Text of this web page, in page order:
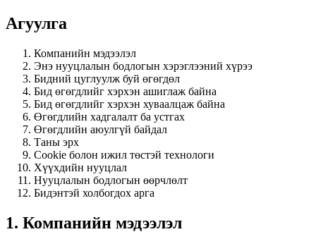
Агуулга
Компанийн мэдээлэл
Энэ нууцлалын бодлогын хэрэглээний хүрээ
Бидний цуглуулж буй өгөгдөл
Бид өгөгдлийг хэрхэн ашиглаж байна
Бид өгөгдлийг хэрхэн хуваалцаж байна
Өгөгдлийн хадгалалт ба устгах
Өгөгдлийн аюулгүй байдал
Таны эрх
Cookie болон ижил төстэй технологи
Хүүхдийн нууцлал
Нууцлалын бодлогын өөрчлөлт
Бидэнтэй холбогдох арга
1. Компанийн мэдээлэл